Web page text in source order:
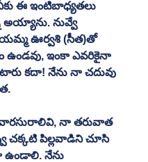
ఈ ఇంటిబాధ్యతలు
అయ్యాను. నువ్వే
ఊర్వశి (సీత)తో
ఉండవు, ఇంకా ఎవరికైనా
కదా! నేను నా చదువు
వారసురాలివి, నా తరువాత
చక్కటి పిల్లవాడిని చూసి
ఉండాలి. నేను